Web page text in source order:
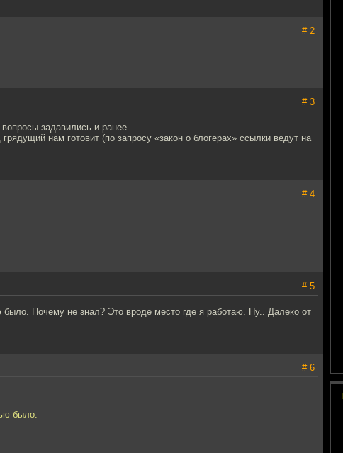
# 2
# 3
задавились и ранее.
нам готовит (по запросу «закон о блогерах» ссылки ведут на
# 4
# 5
Почему не знал? Это вроде место где я работаю. Ну.. Далеко от
# 6
было.